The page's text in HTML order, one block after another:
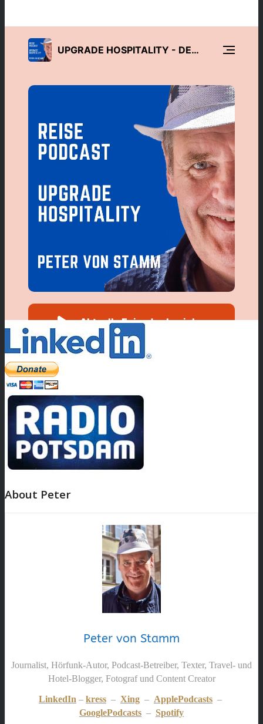
About Peter
Peter von Stamm
Journalist, Hörfunk-Autor, Podcast-Betreiber, Texter, Travel- und
Hotel-Blogger, Fotograf und Content Creator
LinkedIn – kress – Xing – ApplePodcasts –
GooglePodcasts – Spotify